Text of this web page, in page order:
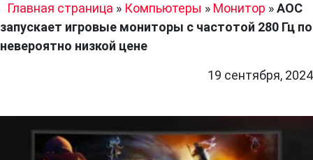
Главная страница » Компьютеры » Монитор »AOC
запускает игровые мониторы с частотой 280 Гц по
невероятно низкой цене
19 сентября, 2024